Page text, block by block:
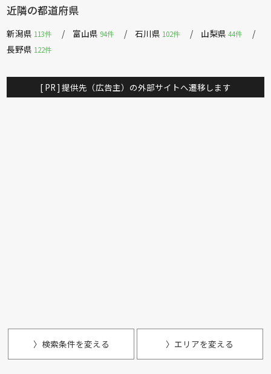
近隣の都道府県
新潟県 113件 富山県 94件 石川県 102件 山梨県44件
長野県 122件
[ PR ] 提供先（広告主）の外部サイトへ遷移します
〉検索条件を変える 〉エリアを変える